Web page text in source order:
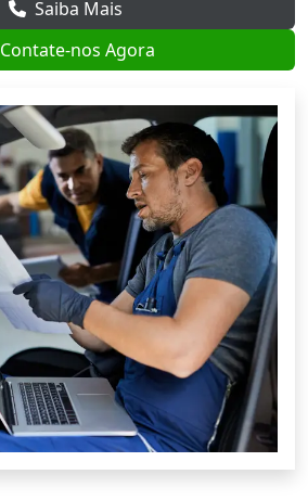
Saiba Mais
Contate-nos Agora